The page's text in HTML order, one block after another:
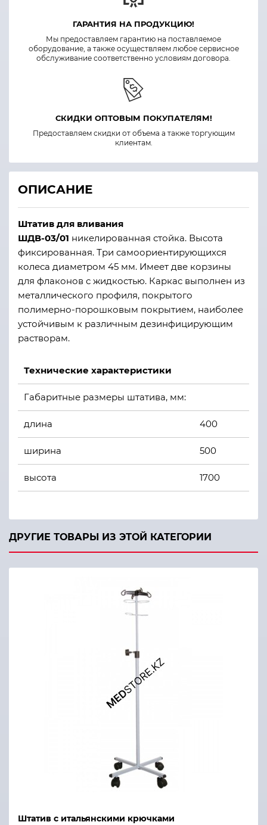
ГАРАНТИЯ НА ПРОДУКЦИЮ!
Мы предоставляем гарантию на поставляемое
оборудование, а также осуществляем любое сервисное
обслуживание соответственно условиям договора.
СКИДКИ ОПТОВЫМ ПОКУПАТЕЛЯМ!
Предоставляем скидки от объема а также торгующим
клиентам.
ОПИСАНИЕ
Штатив для вливания
ШДВ-03/01 никелированная стойка. Высота
фиксированная. Три самоориентирующихся
колеса диаметром 45 мм. Имеет две корзины
для флаконов с жидкостью. Каркас выполнен из
металлического профиля, покрытого
полимерно-порошковым покрытием, наиболее
устойчивым к различным дезинфицирующим
растворам.
Технические характеристики
Габаритные размеры штатива, мм:
длина 400
ширина 500
высота 1700
ДРУГИЕ ТОВАРЫ ИЗ ЭТОЙ КАТЕГОРИИ
Штатив с итальянскими крючками